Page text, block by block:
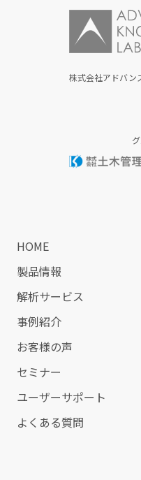
株式会社アドバン
HOME
製品情報
解析サービス
事例紹介
お客様の声
セミナー
ユーザーサポート
よくある質問